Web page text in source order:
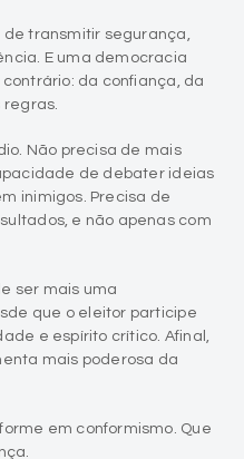
de transmitir segurança,
E uma democracia
da confiança, da
regras.
Não precisa de mais
de debater ideias
inimigos. Precisa de
e não apenas com
ser mais uma
que o eleitor participe
e espírito crítico. Afinal,
mais poderosa da
em conformismo. Que